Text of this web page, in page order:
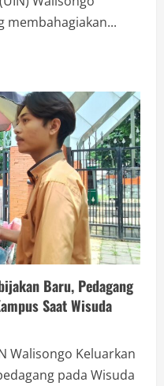
membahagiakan...
Baru, Pedagang
Saat Wisuda
Walisongo Keluarkan
pada Wisuda